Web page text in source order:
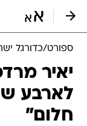
ספורט/כדורגל
יאיר
לארבע
חלום"